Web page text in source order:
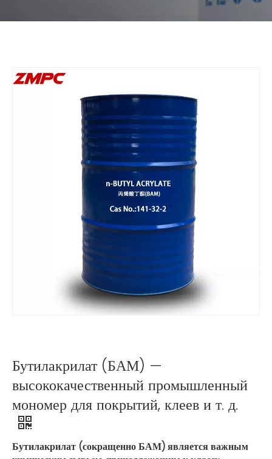
Бутилакрилат (БАМ) —
высококачественный промышленный
мономер для покрытий, клеев и т. д.
Бутилакрилат (сокращенно БАМ) является важным